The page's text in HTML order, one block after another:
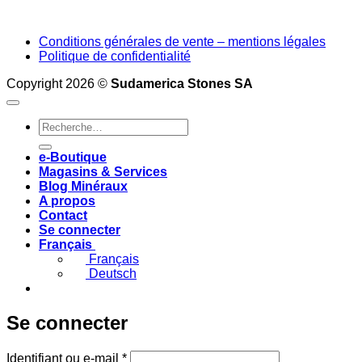
Conditions générales de vente – mentions légales
Politique de confidentialité
Copyright 2026 © Sudamerica Stones SA
Recherche
pour :
e-Boutique
Magasins & Services
Blog Minéraux
A propos
Contact
Se connecter
Français
Français
Deutsch
Se connecter
Identifiant ou e-mail *Obligatoire